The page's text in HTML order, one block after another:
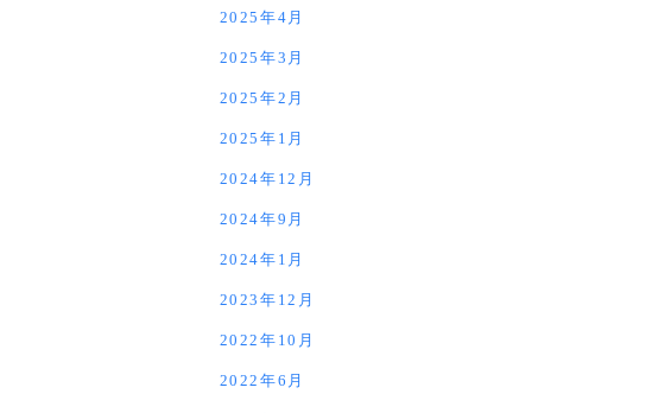
2025年4月
2025年3月
2025年2月
2025年1月
2024年12月
2024年9月
2024年1月
2023年12月
2022年10月
2022年6月